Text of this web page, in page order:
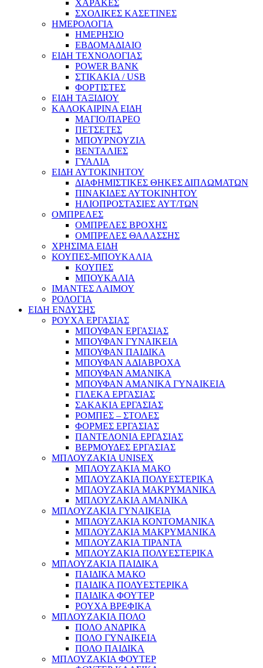
ΧΑΡΑΚΕΣ
ΣΧΟΛΙΚΕΣ ΚΑΣΕΤΙΝΕΣ
ΗΜΕΡΟΛΟΓΙΑ
ΗΜΕΡΗΣΙΟ
ΕΒΔΟΜΑΔΙΑΙΟ
ΕΙΔΗ ΤΕΧΝΟΛΟΓΙΑΣ
POWER BANK
ΣΤΙΚΑΚΙΑ / USB
ΦΟΡΤΙΣΤΕΣ
ΕΙΔΗ ΤΑΞΙΔΙΟΥ
ΚΑΛΟΚΑΙΡΙΝΑ ΕΙΔΗ
ΜΑΓΙΟ/ΠΑΡΕΟ
ΠΕΤΣΕΤΕΣ
ΜΠΟΥΡΝΟΥΖΙΑ
ΒΕΝΤΑΛΙΕΣ
ΓΥΑΛΙΑ
ΕΙΔΗ ΑΥΤΟΚΙΝΗΤΟΥ
ΔΙΑΦΗΜΙΣΤΙΚΕΣ ΘΗΚΕΣ ΔΙΠΛΩΜΑΤΩΝ
ΠΙΝΑΚΙΔΕΣ ΑΥΤΟΚΙΝΗΤΟΥ
ΗΛΙΟΠΡΟΣΤΑΣΙΕΣ ΑΥΤ/ΤΩΝ
ΟΜΠΡΕΛΕΣ
ΟΜΠΡΕΛΕΣ ΒΡΟΧΗΣ
ΟΜΠΡΕΛΕΣ ΘΑΛΑΣΣΗΣ
ΧΡΗΣΙΜΑ ΕΙΔΗ
ΚΟΥΠΕΣ-ΜΠΟΥΚΑΛΙΑ
ΚΟΥΠΕΣ
ΜΠΟΥΚΑΛΙΑ
ΙΜΑΝΤΕΣ ΛΑΙΜΟΥ
ΡΟΛΟΓΙΑ
ΕΙΔΗ ΕΝΔΥΣΗΣ
ΡΟΥΧΑ ΕΡΓΑΣΙΑΣ
ΜΠΟΥΦΑΝ ΕΡΓΑΣΙΑΣ
ΜΠΟΥΦΑΝ ΓΥΝΑΙΚΕΙΑ
ΜΠΟΥΦΑΝ ΠΑΙΔΙΚΑ
ΜΠΟΥΦΑΝ ΑΔΙΑΒΡΟΧΑ
ΜΠΟΥΦΑΝ ΑΜΑΝΙΚΑ
ΜΠΟΥΦΑΝ ΑΜΑΝΙΚΑ ΓΥΝΑΙΚΕΙΑ
ΓΙΛΕΚΑ ΕΡΓΑΣΙΑΣ
ΣΑΚΑΚΙΑ ΕΡΓΑΣΙΑΣ
ΡΟΜΠΕΣ – ΣΤΟΛΕΣ
ΦΟΡΜΕΣ ΕΡΓΑΣΙΑΣ
ΠΑΝΤΕΛΟΝΙΑ ΕΡΓΑΣΙΑΣ
ΒΕΡΜΟΥΔΕΣ ΕΡΓΑΣΙΑΣ
ΜΠΛΟΥΖΑΚΙΑ UNISEX
ΜΠΛΟΥΖΑΚΙΑ ΜΑΚΟ
ΜΠΛΟΥΖΑΚΙΑ ΠΟΛΥΕΣΤΕΡΙΚΑ
ΜΠΛΟΥΖΑΚΙΑ ΜΑΚΡΥΜΑΝΙΚΑ
ΜΠΛΟΥΖΑΚΙΑ ΑΜΑΝΙΚΑ
ΜΠΛΟΥΖΑΚΙΑ ΓΥΝΑΙΚΕΙΑ
ΜΠΛΟΥΖΑΚΙΑ ΚΟΝΤΟΜΑΝΙΚΑ
ΜΠΛΟΥΖΑΚΙΑ ΜΑΚΡΥΜΑΝΙΚΑ
ΜΠΛΟΥΖΑΚΙΑ ΤΙΡΑΝΤΑ
ΜΠΛΟΥΖΑΚΙΑ ΠΟΛΥΕΣΤΕΡΙΚΑ
ΜΠΛΟΥΖΑΚΙΑ ΠΑΙΔΙΚΑ
ΠΑΙΔΙΚΑ ΜΑΚΟ
ΠΑΙΔΙΚΑ ΠΟΛΥΕΣΤΕΡΙΚΑ
ΠΑΙΔΙΚΑ ΦΟΥΤΕΡ
ΡΟΥΧΑ ΒΡΕΦΙΚΑ
ΜΠΛΟΥΖΑΚΙΑ ΠΟΛΟ
ΠΟΛΟ ΑΝΔΡΙΚΑ
ΠΟΛΟ ΓΥΝΑΙΚΕΙΑ
ΠΟΛΟ ΠΑΙΔΙΚΑ
ΜΠΛΟΥΖΑΚΙΑ ΦΟΥΤΕΡ